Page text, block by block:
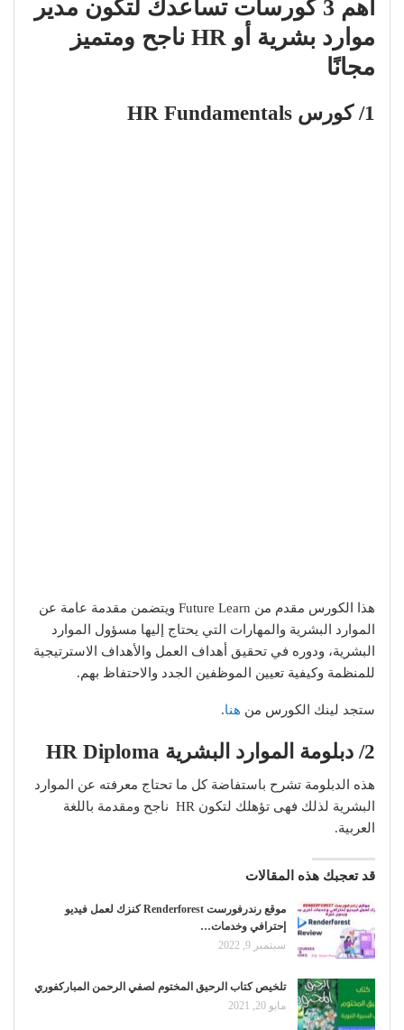
أهم 3 كورسات تساعدك لتكون مدير
موارد بشرية أو HR ناجح ومتميز
مجانًا
1/ كورس HR Fundamentals
هذا الكورس مقدم من Future Learn ويتضمن مقدمة عامة عن
الموارد البشرية والمهارات التي يحتاج إليها مسؤول الموارد
البشرية، ودوره في تحقيق أهداف العمل والأهداف الاسترتيجية
للمنظمة وكيفية تعيين الموظفين الجدد والاحتفاظ بهم.
ستجد لينك الكورس من هنا.
2/ دبلومة الموارد البشرية HR Diploma
هذه الدبلومة تشرح باستفاضة كل ما تحتاج معرفته عن الموارد
البشرية لذلك فهى تؤهلك لتكون HR ناجح ومقدمة باللغة
العربية.
قد تعجبك هذه المقالات
موقع رندرفورست Renderforest كنزك لعمل فيديو
إحترافي وخدمات…
سبتمبر 9, 2022
تلخيص كتاب الرحيق المختوم لصفي الرحمن المباركفوري
مايو 20, 2021